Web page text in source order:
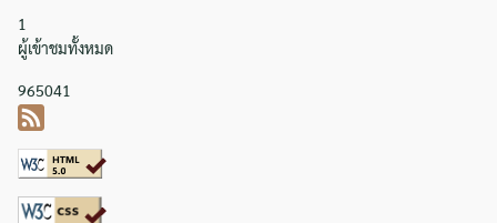
1
ผู้เข้าชมทั้งหมด
965041